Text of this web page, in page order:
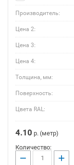
Производитель:
Цена 2:
Цена 3:
Цена 4:
Толщина, мм:
Поверхность:
Цвета RAL:
4.10 р. (метр)
Количество:
− +